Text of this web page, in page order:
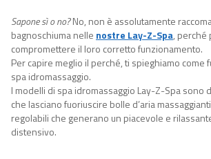
Sapone sì o no?No, non è assolutamente
bagnoschiuma nelle nostre Lay-Z-Spa, perché
compromettere il loro corretto funzionamento.
Per capire meglio il perché, ti spieghiamo come
spa idromassaggio.
I modelli di spa idromassaggio Lay-Z-Spa sono
che lasciano fuoriuscire bolle d’aria
regolabili che generano un piacevole e
distensivo.